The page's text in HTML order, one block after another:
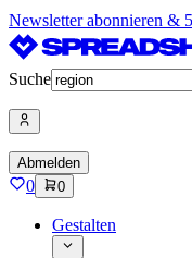
Newsletter abonnieren &
Suche
Abmelden
0 0
Gestalten